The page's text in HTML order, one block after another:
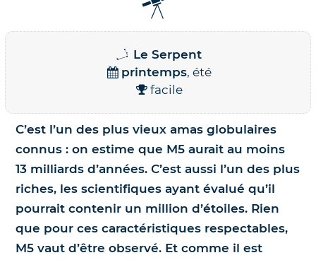
Science et exploration spatiale
Le coin des enfants
Le Serpent
printemps, été
facile
C’est l’un des plus vieux amas globulaires
connus : on estime que M5 aurait au moins
13 milliards d’années. C’est aussi l’un des plus
riches, les scientifiques ayant évalué qu’il
pourrait contenir un million d’étoiles. Rien
que pour ces caractéristiques respectables,
M5 vaut d’être observé. Et comme il est